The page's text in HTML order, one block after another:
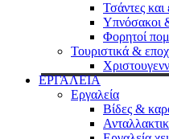
Τσάντες
Υπνόσακοι
Φορητοί
Τουριστικά &
ΕΡΓΑΛΕΙΑ
Εργαλεία
Βίδες &